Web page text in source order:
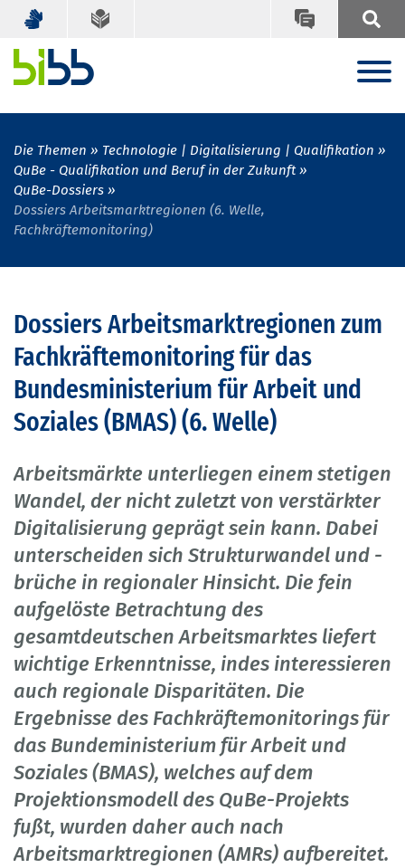
Die Themen
Technologie | Digitalisierung | Qualifikation
QuBe - Qualifikation und Beruf in der Zukunft
QuBe-Dossiers
Dossiers Arbeitsmarktregionen (6. Welle,
Fachkräftemonitoring)
Dossiers Arbeitsmarktregionen zum
Fachkräftemonitoring für das
Bundesministerium für Arbeit und
Soziales (BMAS) (6. Welle)
Arbeitsmärkte unterliegen einem stetigen
Wandel, der nicht zuletzt von verstärkter
Digitalisierung geprägt sein kann. Dabei
unterscheiden sich Strukturwandel und -
brüche in regionaler Hinsicht. Die fein
aufgelöste Betrachtung des
gesamtdeutschen Arbeitsmarktes liefert
wichtige Erkenntnisse, indes interessieren
auch regionale Disparitäten. Die
Ergebnisse des Fachkräftemonitorings für
das Bundeministerium für Arbeit und
Soziales (BMAS), welches auf dem
Projektionsmodell des QuBe-Projekts
fußt, wurden daher auch nach
Arbeitsmarktregionen (AMRs) aufbereitet.